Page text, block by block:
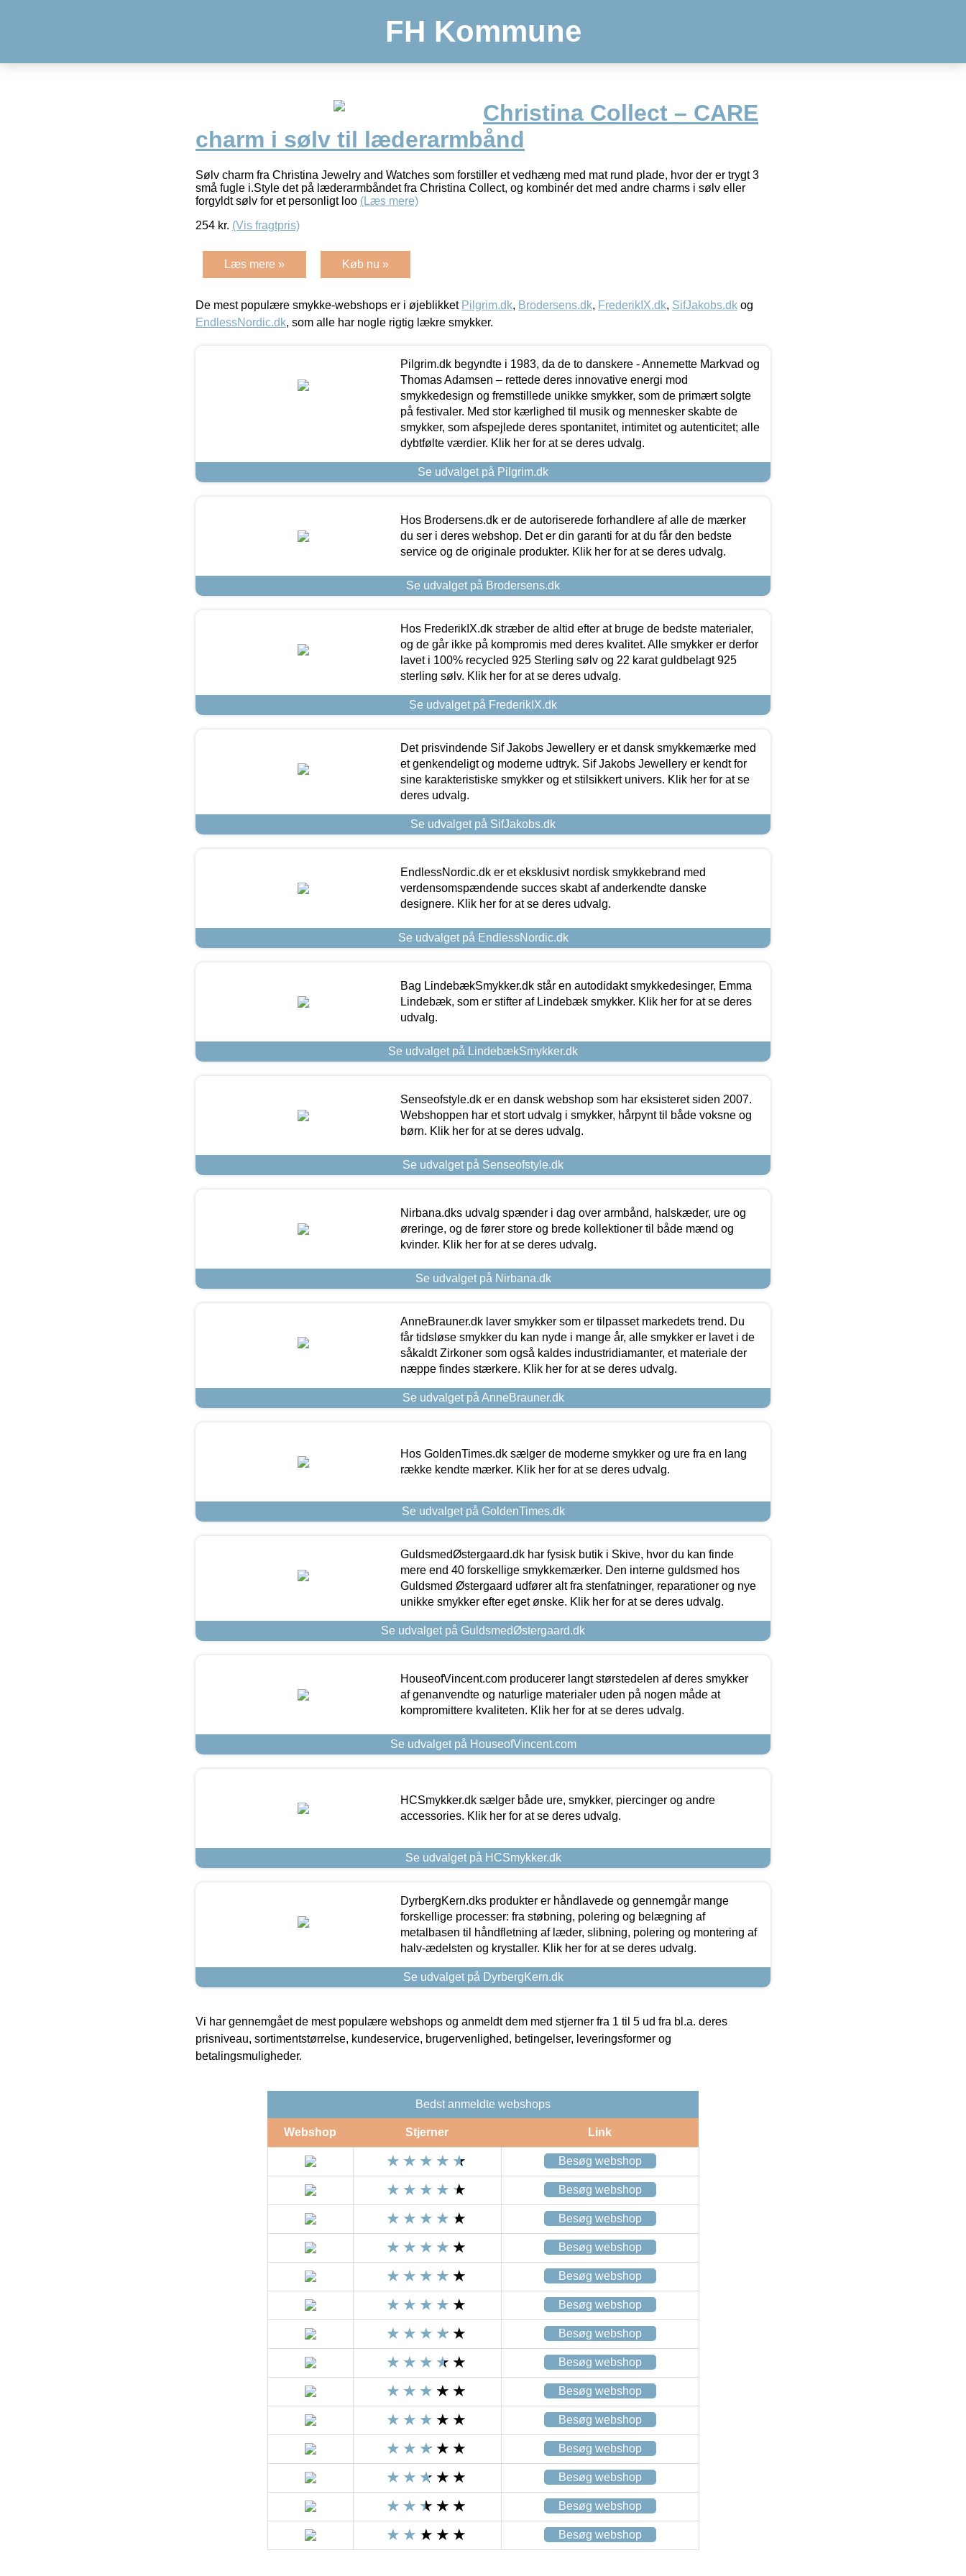
FH Kommune
Christina Collect – CARE
charm i sølv til læderarmbånd
Sølv charm fra Christina Jewelry and Watches som forstiller et vedhæng med mat rund plade, hvor der er trygt 3
små fugle i.Style det på læderarmbåndet fra Christina Collect, og kombinér det med andre charms i sølv eller
forgyldt sølv for et personligt loo (Læs mere)
254 kr. (Vis fragtpris)
Læs mere » Køb nu »
De mest populære smykke-webshops er i øjeblikket Pilgrim.dk, Brodersens.dk, FrederikIX.dk, SifJakobs.dk og
EndlessNordic.dk, som alle har nogle rigtig lækre smykker.
Pilgrim.dk begyndte i 1983, da de to danskere - Annemette Markvad og
Thomas Adamsen – rettede deres innovative energi mod
smykkedesign og fremstillede unikke smykker, som de primært solgte
på festivaler. Med stor kærlighed til musik og mennesker skabte de
smykker, som afspejlede deres spontanitet, intimitet og autenticitet; alle
dybtfølte værdier. Klik her for at se deres udvalg.
Se udvalget på Pilgrim.dk
Hos Brodersens.dk er de autoriserede forhandlere af alle de mærker
du ser i deres webshop. Det er din garanti for at du får den bedste
service og de originale produkter. Klik her for at se deres udvalg.
Se udvalget på Brodersens.dk
Hos FrederikIX.dk stræber de altid efter at bruge de bedste materialer,
og de går ikke på kompromis med deres kvalitet. Alle smykker er derfor
lavet i 100% recycled 925 Sterling sølv og 22 karat guldbelagt 925
sterling sølv. Klik her for at se deres udvalg.
Se udvalget på FrederikIX.dk
Det prisvindende Sif Jakobs Jewellery er et dansk smykkemærke med
et genkendeligt og moderne udtryk. Sif Jakobs Jewellery er kendt for
sine karakteristiske smykker og et stilsikkert univers. Klik her for at se
deres udvalg.
Se udvalget på SifJakobs.dk
EndlessNordic.dk er et eksklusivt nordisk smykkebrand med
verdensomspændende succes skabt af anderkendte danske
designere. Klik her for at se deres udvalg.
Se udvalget på EndlessNordic.dk
Bag LindebækSmykker.dk står en autodidakt smykkedesinger, Emma
Lindebæk, som er stifter af Lindebæk smykker. Klik her for at se deres
udvalg.
Se udvalget på LindebækSmykker.dk
Senseofstyle.dk er en dansk webshop som har eksisteret siden 2007.
Webshoppen har et stort udvalg i smykker, hårpynt til både voksne og
børn. Klik her for at se deres udvalg.
Se udvalget på Senseofstyle.dk
Nirbana.dks udvalg spænder i dag over armbånd, halskæder, ure og
øreringe, og de fører store og brede kollektioner til både mænd og
kvinder. Klik her for at se deres udvalg.
Se udvalget på Nirbana.dk
AnneBrauner.dk laver smykker som er tilpasset markedets trend. Du
får tidsløse smykker du kan nyde i mange år, alle smykker er lavet i de
såkaldt Zirkoner som også kaldes industridiamanter, et materiale der
næppe findes stærkere. Klik her for at se deres udvalg.
Se udvalget på AnneBrauner.dk
Hos GoldenTimes.dk sælger de moderne smykker og ure fra en lang
række kendte mærker. Klik her for at se deres udvalg.
Se udvalget på GoldenTimes.dk
GuldsmedØstergaard.dk har fysisk butik i Skive, hvor du kan finde
mere end 40 forskellige smykkemærker. Den interne guldsmed hos
Guldsmed Østergaard udfører alt fra stenfatninger, reparationer og nye
unikke smykker efter eget ønske. Klik her for at se deres udvalg.
Se udvalget på GuldsmedØstergaard.dk
HouseofVincent.com producerer langt størstedelen af deres smykker
af genanvendte og naturlige materialer uden på nogen måde at
kompromittere kvaliteten. Klik her for at se deres udvalg.
Se udvalget på HouseofVincent.com
HCSmykker.dk sælger både ure, smykker, piercinger og andre
accessories. Klik her for at se deres udvalg.
Se udvalget på HCSmykker.dk
DyrbergKern.dks produkter er håndlavede og gennemgår mange
forskellige processer: fra støbning, polering og belægning af
metalbasen til håndfletning af læder, slibning, polering og montering af
halv-ædelsten og krystaller. Klik her for at se deres udvalg.
Se udvalget på DyrbergKern.dk
Vi har gennemgået de mest populære webshops og anmeldt dem med stjerner fra 1 til 5 ud fra bl.a. deres
prisniveau, sortimentstørrelse, kundeservice, brugervenlighed, betingelser, leveringsformer og
betalingsmuligheder.
Bedst anmeldte webshops
Webshop Stjerner Link
Besøg webshop
Besøg webshop
Besøg webshop
Besøg webshop
Besøg webshop
Besøg webshop
Besøg webshop
Besøg webshop
Besøg webshop
Besøg webshop
Besøg webshop
Besøg webshop
Besøg webshop
Besøg webshop